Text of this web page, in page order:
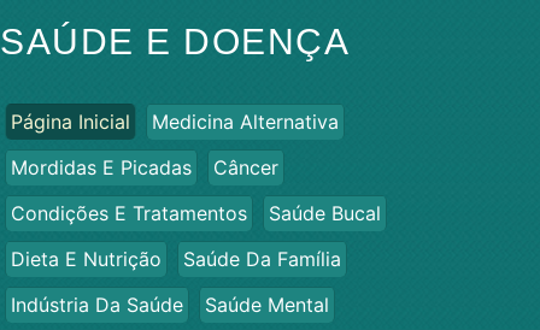
SAÚDE E DOENÇA
Página Inicial
Medicina Alternativa
Mordidas E Picadas
Câncer
Condições E Tratamentos
Saúde Bucal
Dieta E Nutrição
Saúde Da Família
Indústria Da Saúde
Saúde Mental